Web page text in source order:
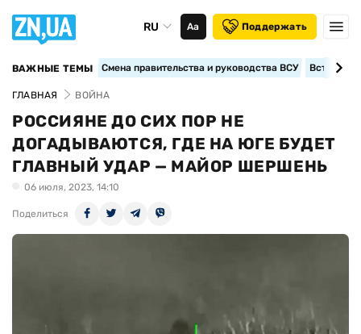
RU Аа Поддержать
ВАЖНЫЕ ТЕМЫ Смена правительства и руководства ВСУ
ГЛАВНАЯ ВОЙНА
РОССИЯНЕ ДО СИХ ПОР НЕ
ДОГАДЫВАЮТСЯ, ГДЕ НА ЮГЕ БУДЕТ
ГЛАВНЫЙ УДАР — МАЙОР ШЕРШЕНЬ
06 июля, 2023, 14:10
Поделиться